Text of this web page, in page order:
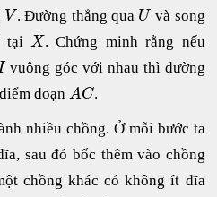
V . Đường thẳng qua U và song
tạiX. Chứng minh rằng nếu
vuông góc với nhau thì đường
đoạn AC.
nhiều chồng. Ở mỗi bước ta
sau đó bốc thêm vào chồng
chồng khác có không ít dĩa